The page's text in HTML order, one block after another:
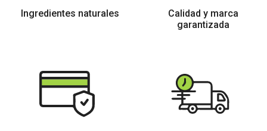
Ingredientes naturales
Calidad y marca
garantizada